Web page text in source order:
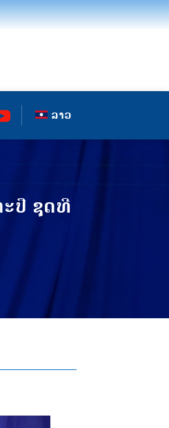
ລາວ
ະປື ຊຸດທີ